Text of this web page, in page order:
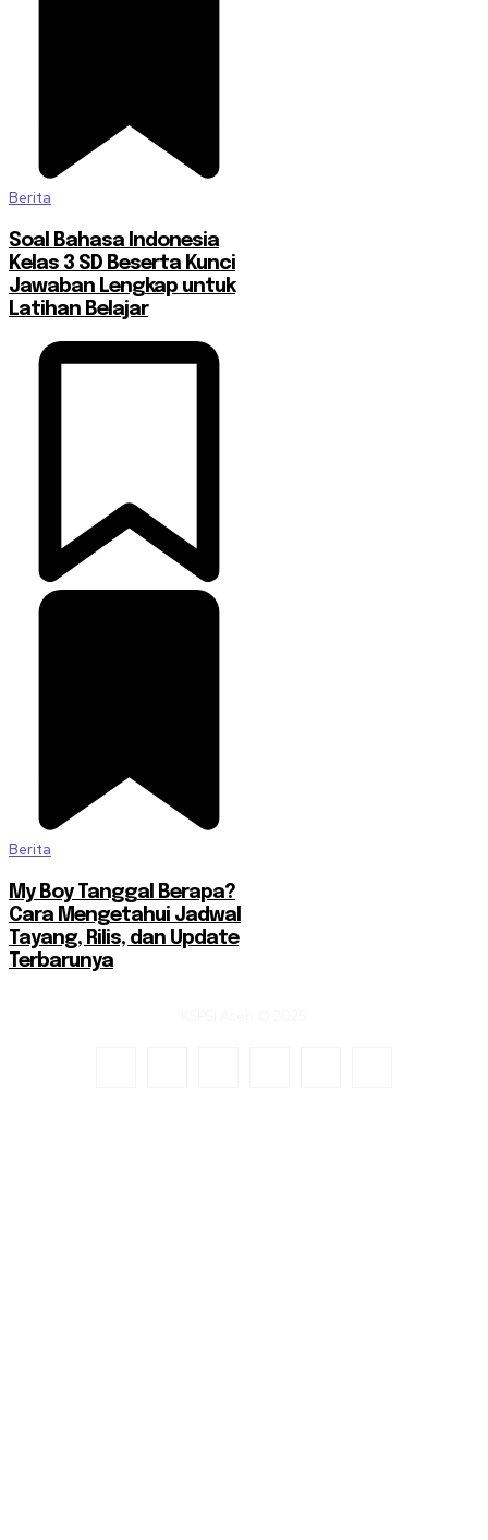
Berita
Soal Bahasa Indonesia
Kelas 3 SD Beserta Kunci
Jawaban Lengkap untuk
Latihan Belajar
Berita
My Boy Tanggal Berapa?
Cara Mengetahui Jadwal
Tayang, Rilis, dan Update
Terbarunya